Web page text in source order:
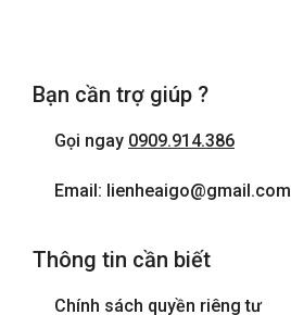
Bạn cần trợ giúp ?
Gọi ngay 0909.914.386
Email: lienheaigo@gmail.com
Thông tin cần biết
Chính sách quyền riêng tư